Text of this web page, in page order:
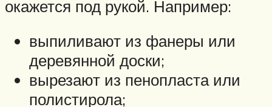
окажется под рукой. Например:
выпиливают из фанеры или
деревянной доски;
вырезают из пенопласта или
полистирола;